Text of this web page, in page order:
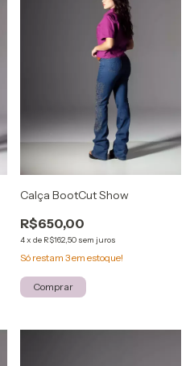
Calça BootCut Show
R$650,00
4x de R$162,50 sem juros
Só restam 3em estoque!
Comprar